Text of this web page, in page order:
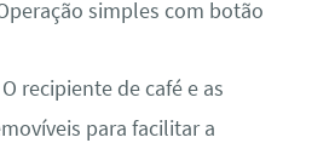
simples com botão
recipiente de café e as
para facilitar a